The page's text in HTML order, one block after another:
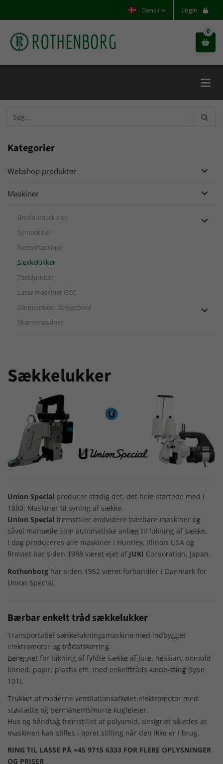
Login
Dansk

0

Kategorier
Webshop produkter 
Maskiner 
Broderimaskiner 
Symaskiner
Netsymaskiner
Sækkelukker
Textilprinter
Laser maskiner GCC
Dampanlæg - Strygebord

Skæremaskiner
Sækkelukker
Union Special producer stadig det, det hele startede med i
1880: Maskiner til syning af sække.
Union Special fremstiller endvidere bærbare maskiner og
såvel manuelle som automatiske anlæg til lukning af sække.
I dag produceres alle maskiner i Huntley, Illinois USA og
firmaet har siden 1988 været ejet af JUKI Corporation, Japan.
Rothenborg har siden 1952 været forhandler i Danmark for
Union Special.
Bærbar enkelt tråd sækkelukker
Transportabel sækkelukningsmaskine med indbygget
elektromotor og trådafskæring.
Beregnet for lukning af fyldte sække af jute, hessian, bomuld
linned, papir, plastik etc. med enkelttråds kæde-sting (type
101).
Trukket af moderne ventilationsafkølet elektromotor med
støvtætte og permanentsmurte kuglelejer.
Hus og håndtag fremstillet af polyamid, designet således at
maskinen kan stilles i opret stilling når den ikke er i brug.
RING TIL LASSE PÅ +45 9715 6333 FOR FLERE OPLYSNINGER
OG PRISER